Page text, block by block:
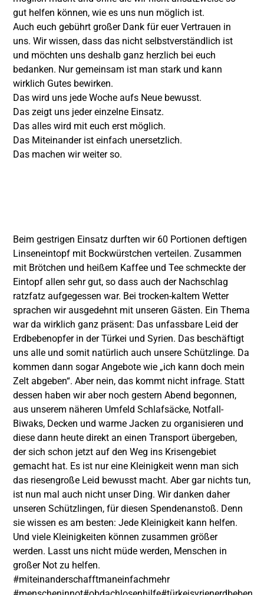
gut helfen können, wie es uns nun möglich ist.
Auch euch gebührt großer Dank für euer Vertrauen in
uns. Wir wissen, dass das nicht selbstverständlich ist
und möchten uns deshalb ganz herzlich bei euch
bedanken. Nur gemeinsam ist man stark und kann
wirklich Gutes bewirken.
Das wird uns jede Woche aufs Neue bewusst.
Das zeigt uns jeder einzelne Einsatz.
Das alles wird mit euch erst möglich.
Das Miteinander ist einfach unersetzlich.
Das machen wir weiter so.
Beim gestrigen Einsatz durften wir 60 Portionen deftigen
Linseneintopf mit Bockwürstchen verteilen. Zusammen
mit Brötchen und heißem Kaffee und Tee schmeckte der
Eintopf allen sehr gut, so dass auch der Nachschlag
ratzfatz aufgegessen war. Bei trocken-kaltem Wetter
sprachen wir ausgedehnt mit unseren Gästen. Ein Thema
war da wirklich ganz präsent: Das unfassbare Leid der
Erdbebenopfer in der Türkei und Syrien. Das beschäftigt
uns alle und somit natürlich auch unsereSchützlinge. Da
kommen dann sogar Angebote wie „ich kann doch mein
Zelt abgeben“. Aber nein, das kommt nicht infrage. Statt
dessen haben wir aber noch gestern Abend begonnen,
aus unserem näheren Umfeld Schlafsäcke, Notfall-
Biwaks, Decken und warme Jacken zu organisieren und
diese dann heute direkt an einen Transport übergeben,
der sich schon jetzt auf den Weg ins Krisengebiet
gemacht hat. Es ist nur eine Kleinigkeit wenn man sich
das riesengroße Leid bewusst macht. Aber gar nichts tun,
ist nun mal auch nicht unser Ding. Wir danken daher
unseren Schützlingen, für diesen Spendenanstoß. Denn
sie wissen es am besten: Jede Kleinigkeit kann helfen.
Und viele Kleinigkeiten können zusammen größer
werden. Lasst uns nicht müde werden, Menschen in
großer Not zu helfen.
#miteinanderschafftmaneinfachmehr